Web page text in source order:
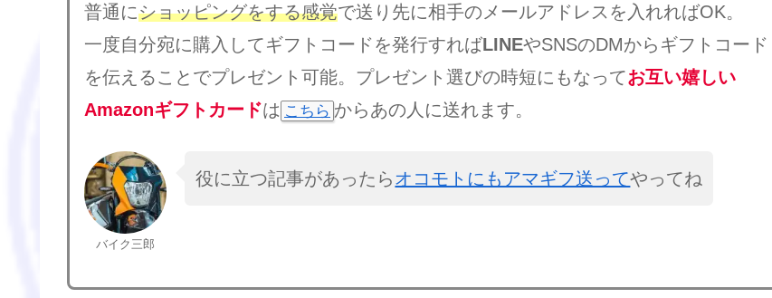
普通にショッピングをする感覚で送り先に相手のメールアドレスを入れればOK。
一度自分宛に購入してギフトコードを発行すればLINEやSNSのDMからギフトコード
を伝えることでプレゼント可能。プレゼント選びの時短にもなってお互い嬉しい
Amazonギフトカードは こちら からあの人に送れます。
バイク三郎
役に立つ記事があったらオコモトにもアマギフ送ってやってね